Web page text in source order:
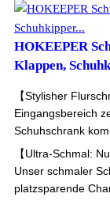
HOKEEPER
Klappen,
【Stylisher
Eingangsbereich
Schuhschrank
【Ultra-Schmal:
Unser schmaler
platzsparende